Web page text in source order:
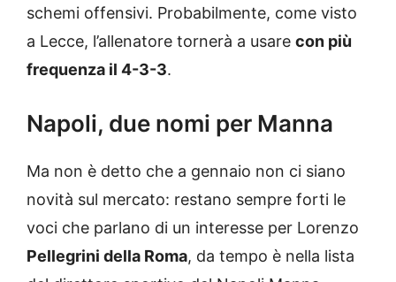
schemi offensivi. Probabilmente, come visto
a Lecce, l’allenatore tornerà a usare con più
frequenza il 4-3-3.
Napoli, due nomi per Manna
Ma non è detto che a gennaio non ci siano
novità sul mercato: restano sempre forti le
voci che parlano di un interesse per Lorenzo
Pellegrini della Roma, da tempo è nella lista